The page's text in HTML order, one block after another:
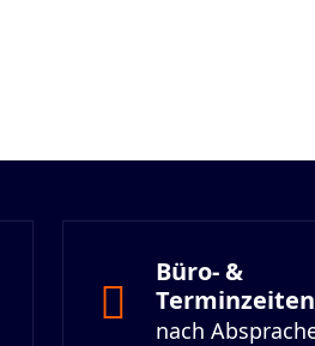
Büro- &
Terminzeiten
nach